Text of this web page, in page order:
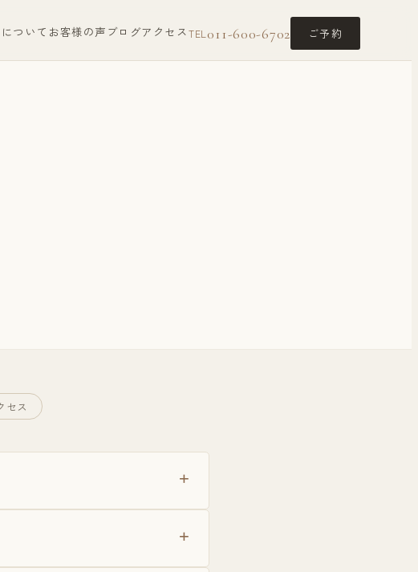
ついて お客様の声 ブログアクセスTEL011-600-6702 ご予約
セス
+
+